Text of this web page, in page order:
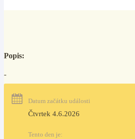
Popis:
-
Datum začátku události
Čtvrtek 4.6.2026
Tento den je: